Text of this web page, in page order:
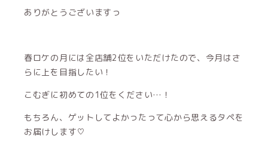
ありがとうございますっ
春ロケの月には全店舗2位をいただけたので、今月はさ
らに上を目指したい！
こむぎに初めての1位をください…！
もちろん、ゲットしてよかったって心から思えるタペを
お届けします♡